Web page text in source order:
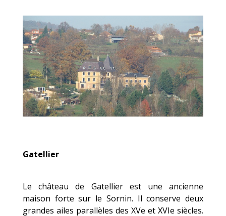
Gatellier
Le château de Gatellier est une ancienne
maison forte sur le Sornin. Il conserve deux
grandes ailes parallèles des XVe et XVIe siècles.